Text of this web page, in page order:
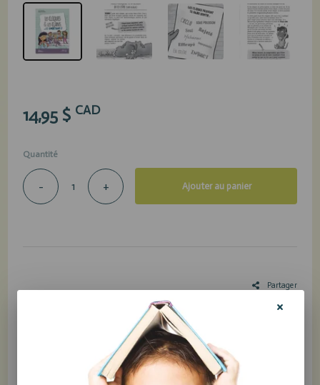
14,95 $ CAD
Quantité
- + Ajouter au panier
Partager
Le courage d'être SOI!
Cliques, gangs, clans ou bandes… peu importe comment tu
les appelles, si ces groupes te donnent du fil à retordre,
sache que tu n’es pas seul.